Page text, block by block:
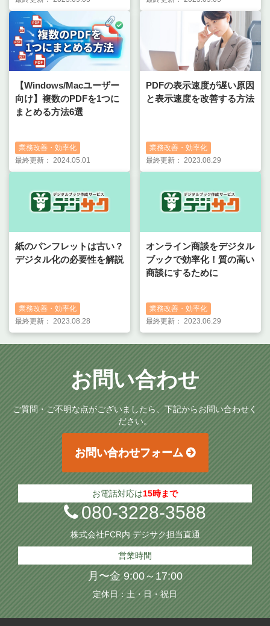
【Windows/Macユーザー
向け】複数のPDFを1つに
まとめる方法6選
業務改善・効率化
最終更新： 2024.05.01
PDFの表示速度が遅い原因
と表示速度を改善する方法
業務改善・効率化
最終更新：2023.08.29
紙のパンフレットは古い？
デジタル化の必要性を解説
業務改善・効率化
最終更新： 2023.08.28
オンライン商談をデジタル
ブックで効率化！質の高い
商談にするために
業務改善・効率化
最終更新：2023.06.29
お問い合わせ
ご質問・ご不明な点がございましたら、下記からお問い合わせく
ださい。
お問い合わせフォーム
お電話対応は15時まで
080-3228-3588
株式会社FCR内 デジサク担当直通
営業時間
月〜金 9:00～17:00
定休日：土・日・祝日